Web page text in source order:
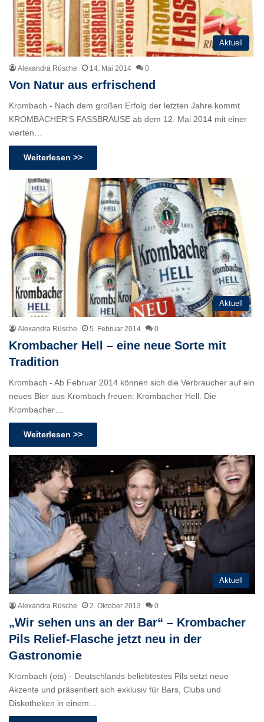
Aktuell
Alexandra Rüsche 14. Mai 2014 0
Von Natur aus erfrischend
Krombach - Nach dem großen Erfolg der letzten Jahre kommt
KROMBACHER'S FASSBRAUSE ab dem 12. Mai 2014 mit einer
vierten…
Weiterlesen >>
Aktuell
Alexandra Rüsche 5. Februar 2014 0
Krombacher Hell – eine neue Sorte mit
Tradition
Krombach - Ab Februar 2014 können sich die Verbraucher auf ein
neues Bier aus Krombach freuen: Krombacher Hell. Die
Krombacher…
Weiterlesen >>
Aktuell
Alexandra Rüsche 2. Oktober 2013 0
„Wir sehen uns an der Bar“ – Krombacher
Pils Relief-Flasche jetzt neu in der
Gastronomie
Krombach (ots) - Deutschlands beliebtestes Pils setzt neue
Akzente und präsentiert sich exklusiv für Bars, Clubs und
Diskotheken in einem…